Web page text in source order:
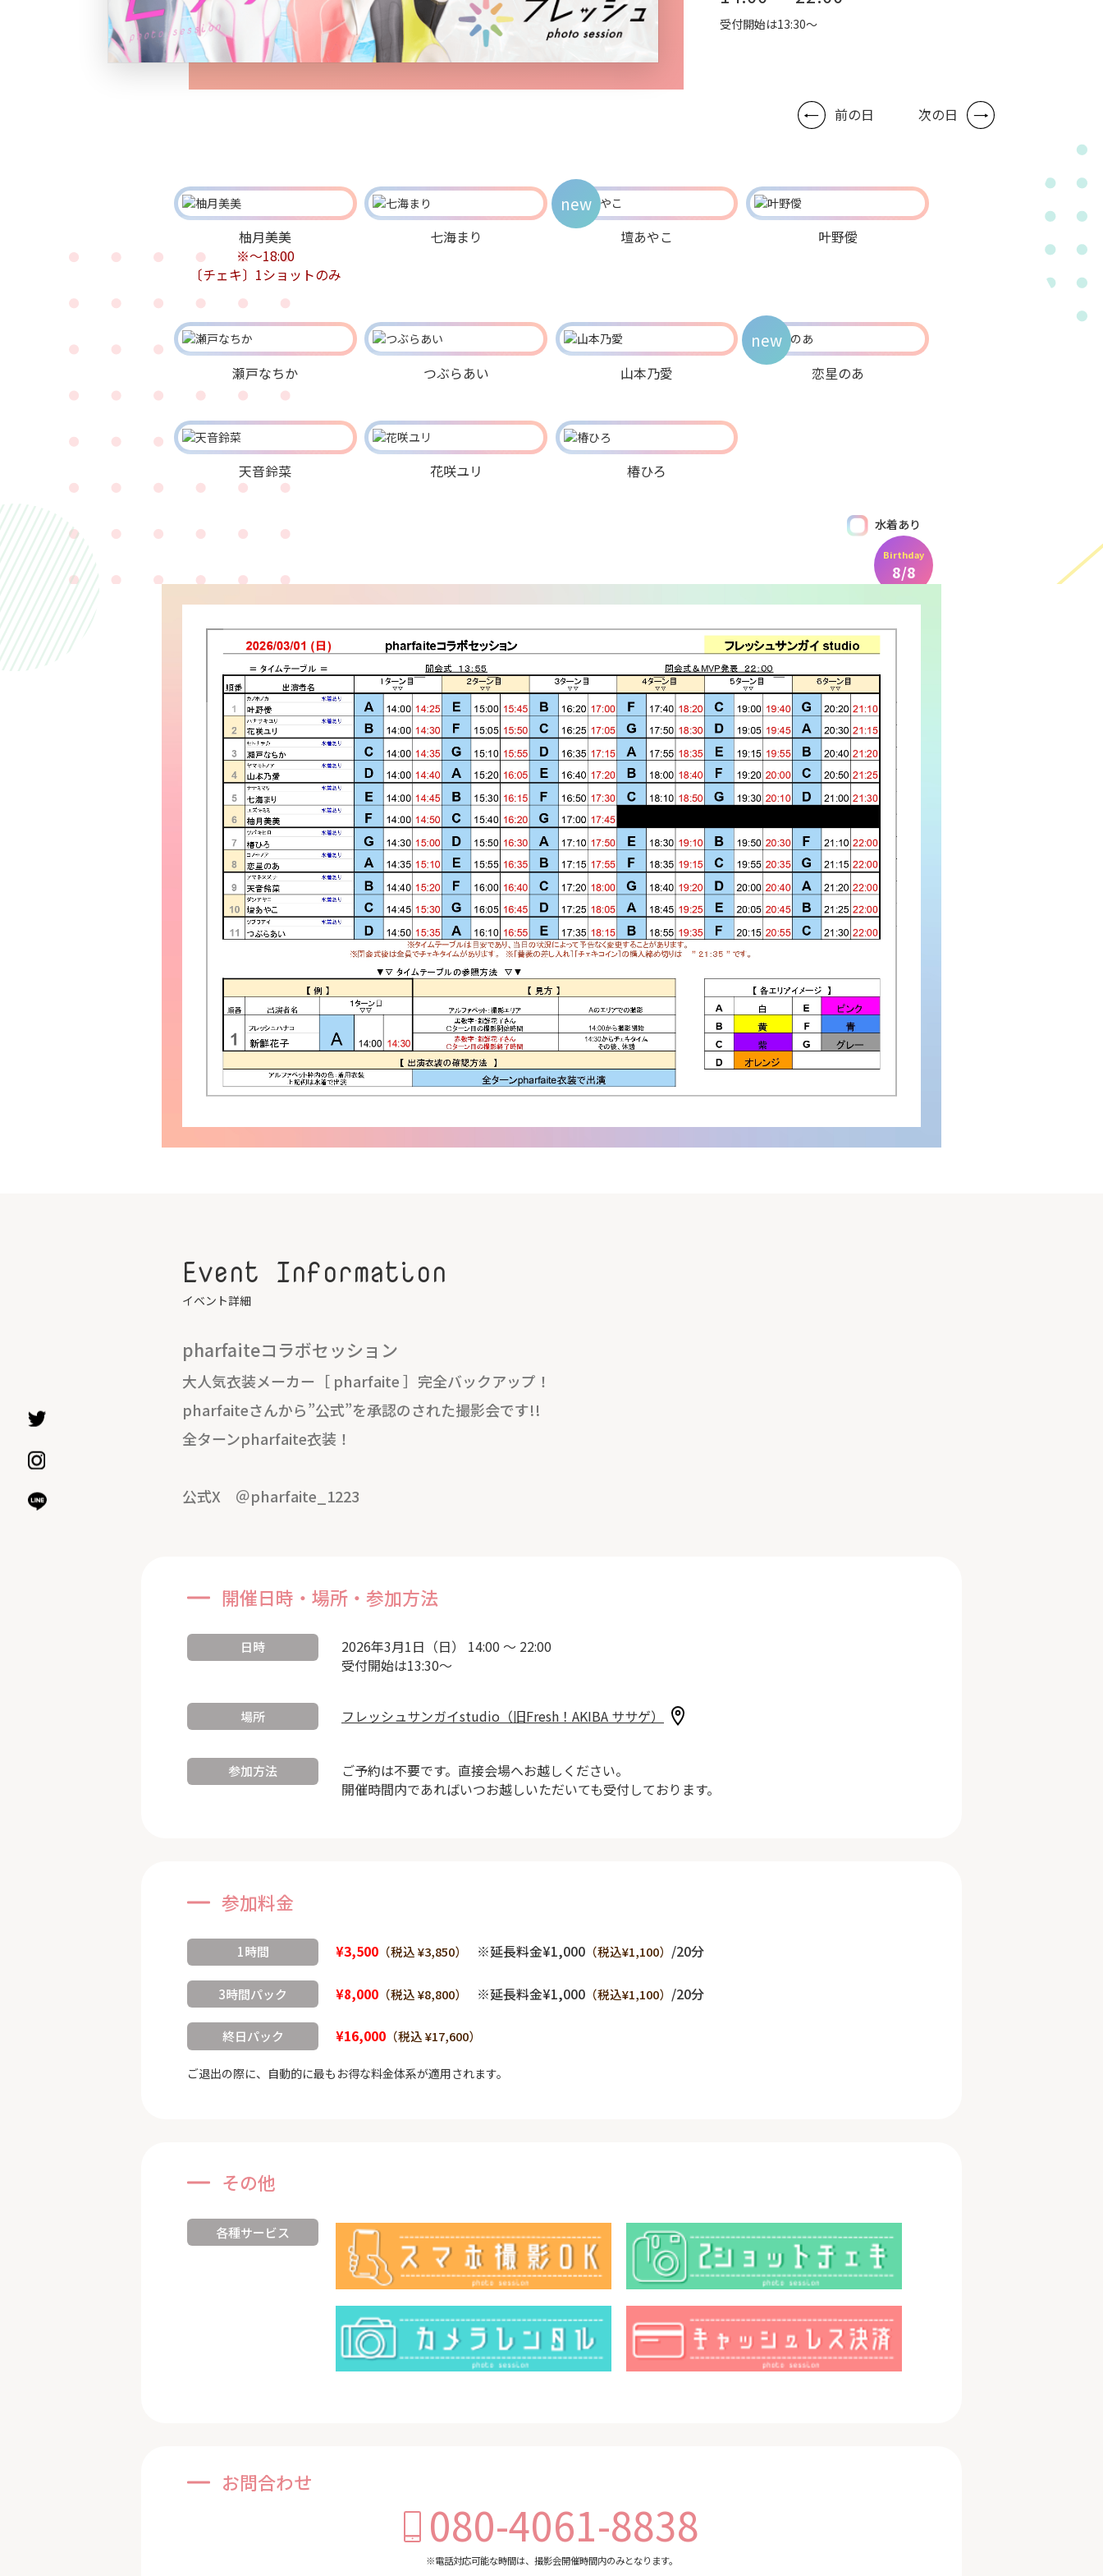
受付開始は13:30～
前の日 次の日
柚月美美
※～18:00
〔チェキ〕1ショットのみ
七海まり 壇あやこ
new
叶野僾
瀬戸なちか つぶらあい 山本乃愛 恋星のあ
new
Birthday
8/8
天音鈴菜 花咲ユリ 椿ひろ
水着あり
Event Information
イベント詳細
pharfaiteコラボセッション
大人気衣装メーカー［ pharfaite ］完全バックアップ！
pharfaiteさんから”公式”を承認のされた撮影会です!!
全ターンpharfaite衣装！
公式X ＠pharfaite_1223
開催日時・場所・参加方法
日時
2026年3月1日（日） 14:00 ～ 22:00
受付開始は13:30～
場所 フレッシュサンガイstudio（旧Fresh！AKIBA ササゲ）
参加方法
ご予約は不要です。直接会場へお越しください。
開催時間内であればいつお越しいただいても受付しております。
参加料金
1時間 ¥3,500 （税込 ¥3,850） ※延長料金¥1,000 （税込¥1,100） /20分
3時間パック ¥8,000 （税込 ¥8,800） ※延長料金¥1,000 （税込¥1,100） /20分
終日パック ¥16,000 （税込 ¥17,600）
ご退出の際に、自動的に最もお得な料金体系が適用されます。
その他
各種サービス
お問合わせ
080-4061-8838
※電話対応可能な時間は、撮影会開催時間内のみとなります。